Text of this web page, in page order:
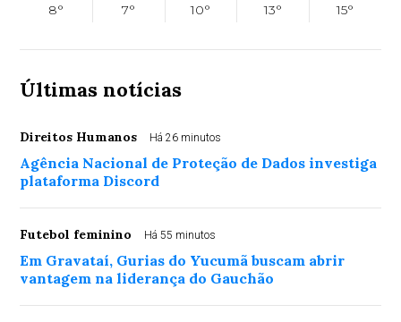
8° 7° 10° 13° 15°
Últimas notícias
Direitos Humanos Há 26 minutos
Agência Nacional de Proteção de Dados investiga
plataforma Discord
Futebol feminino Há 55 minutos
Em Gravataí, Gurias do Yucumã buscam abrir
vantagem na liderança do Gauchão